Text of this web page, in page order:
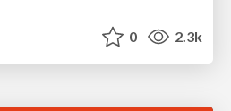
0 2.3k